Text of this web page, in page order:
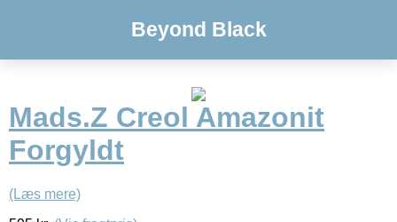
Beyond Black
Mads.Z Creol Amazonit
Forgyldt
(Læs mere)